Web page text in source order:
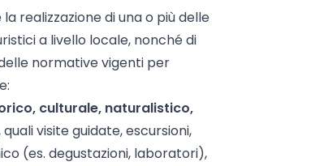
realizzazione di una o più delle
a livello locale, nonché di
normative vigenti per
culturale, naturalistico,
quali visite guidate, escursioni,
(es. degustazioni, laboratori),